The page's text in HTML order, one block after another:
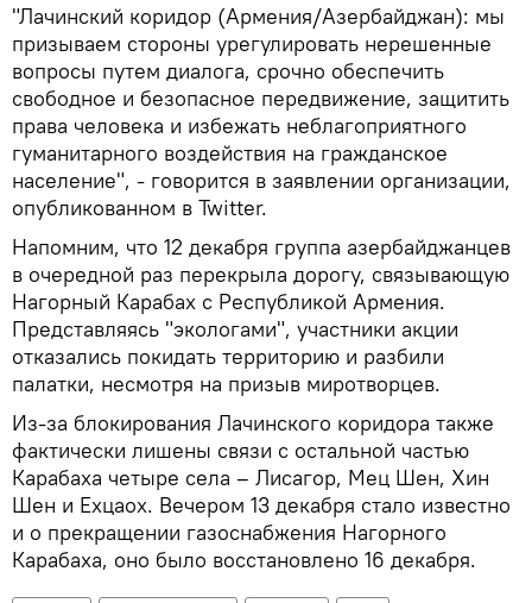
"Лачинский коридор (Армения/Азербайджан): мы
призываем стороны урегулировать нерешенные
вопросы путем диалога, срочно обеспечить
свободное и безопасное передвижение, защитить
права человека и избежать неблагоприятного
гуманитарного воздействия на гражданское
население", - говорится в заявлении организации,
опубликованном в Twitter.
Напомним, что 12 декабря группа азербайджанцев
в очередной раз перекрыла дорогу, связывающую
Нагорный Карабах с Республикой Армения.
Представляясь "экологами", участники акции
отказались покидать территорию и разбили
палатки, несмотря на призыв миротворцев.
Из-за блокирования Лачинского коридора также
фактически лишены связи с остальной частью
Карабаха четыре села – Лисагор, Мец Шен, Хин
Шен и Ехцаох. Вечером 13 декабря стало известно
и о прекращении газоснабжения Нагорного
Карабаха, оно было восстановлено 16 декабря.